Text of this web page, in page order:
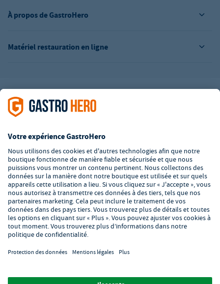
Matériel restauration en ligne
À propos de GastroHero
L’offre de la société GastroHero est exclusivement destinée aux
entreprises. Tous les prix sont des prix unitaires nets majorés de
Certaines méthodes de paiement peuvent entraîner des frais
supplémentaires.
² PVC : Prix de Vente Conseillé par le fabricant
*A partir d'un montant de 350€ net. Jusqu'à cette date, les frais
de port s'élèvent à 7,90€ (hors TVA).
© 2026 GastroHero - Matériel et équipement de restauration -
Paramètres de confidentialité/Mentions légales